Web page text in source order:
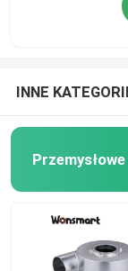
INNE